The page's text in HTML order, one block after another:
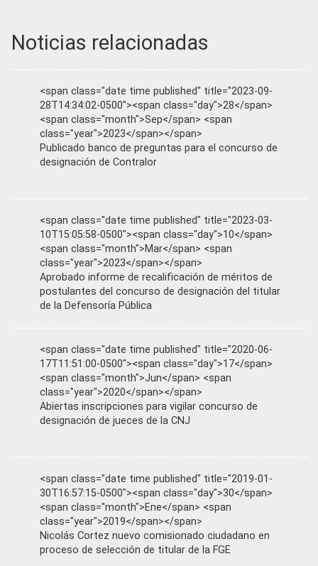
Noticias relacionadas
<span class="date time published" title="2023-09-
28T14:34:02-0500"><span class="day">28</span>
<span class="month">Sep</span> <span
class="year">2023</span></span>
Publicado banco de preguntas para el concurso de
designación de Contralor
<span class="date time published" title="2023-03-
10T15:05:58-0500"><span class="day">10</span>
<span class="month">Mar</span> <span
class="year">2023</span></span>
Aprobado informe de recalificación de méritos de
postulantes del concurso de designación del titular
de la Defensoría Pública
<span class="date time published" title="2020-06-
17T11:51:00-0500"><span class="day">17</span>
<span class="month">Jun</span> <span
class="year">2020</span></span>
Abiertas inscripciones para vigilar concurso de
designación de jueces de la CNJ
<span class="date time published" title="2019-01-
30T16:57:15-0500"><span class="day">30</span>
<span class="month">Ene</span> <span
class="year">2019</span></span>
Nicolás Cortez nuevo comisionado ciudadano en
proceso de selección de titular de la FGE